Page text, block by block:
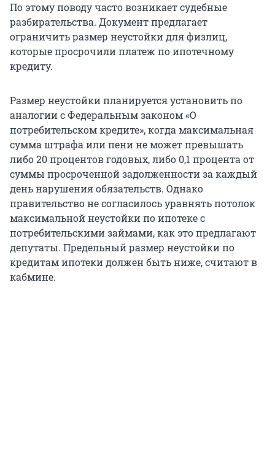
По этому поводу часто возникает судебные
разбирательства. Документ предлагает
ограничить размер неустойки для физлиц,
которые просрочили платеж по ипотечному
кредиту.
Размер неустойки планируется установить по
аналогии с Федеральным законом «О
потребительском кредите», когда максимальная
сумма штрафа или пени не может превышать
либо 20 процентов годовых, либо 0,1 процента от
суммы просроченной задолженности за каждый
день нарушения обязательств. Однако
правительство не согласилось уравнять потолок
максимальной неустойки по ипотеке с
потребительскими займами, как это предлагают
депутаты. Предельный размер неустойки по
кредитам ипотеки должен быть ниже, считают в
кабмине.